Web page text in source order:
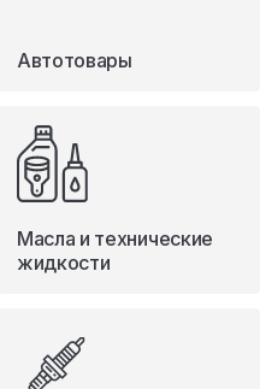
Автотовары
Масла и технические
жидкости